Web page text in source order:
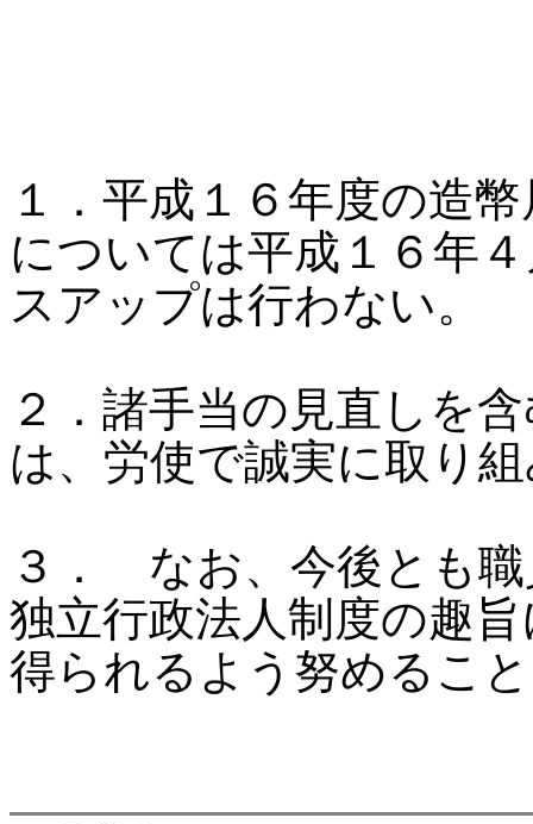
１．平成１６年度の造
については平成１６年
スアップは行わない。
２．諸手当の見直しを
は、労使で誠実に取り
３． なお、今後とも
独立行政法人制度の趣
得られるよう努めるこ